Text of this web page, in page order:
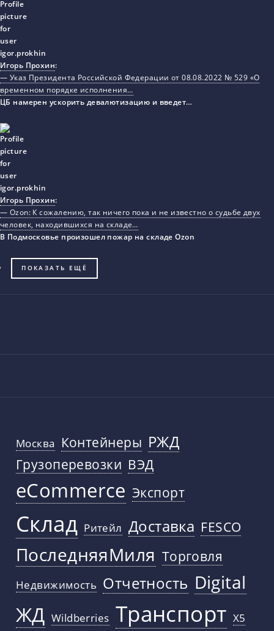
Игорь Прохин:
— Указ Президента Российской Федерации от 08.08.2022 № 529 «О
временном порядке исполнения…
ЦБ намерен ускорить девалютизацию и введет…
Игорь Прохин:
— Ozon: К сожалению, так ничего пока и не известно о судьбе двух
человек, находившихся на складе…
В Подмосковье произошел пожар на складе Ozon
ПОКАЗАТЬ ЕЩЁ
Москва Контейнеры РЖД
Грузоперевозки ВЭД
eCommerce Экспорт
Склад Ритейл Доставка FESCO
ПоследняяМиля Торговля
Недвижимость Отчетность Digital
ЖД Wildberries Транспорт X5